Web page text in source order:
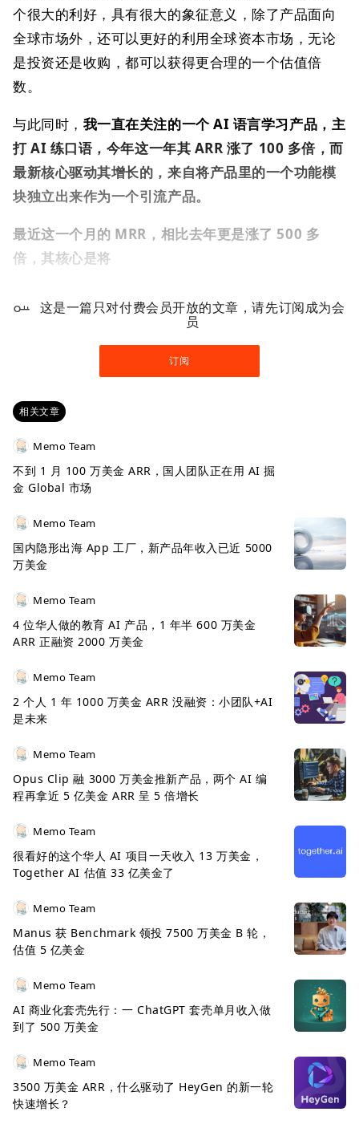
个很大的利好，具有很大的象征意义，除了产品面向
全球市场外，还可以更好的利用全球资本市场，无论
是投资还是收购，都可以获得更合理的一个估值倍
数。
与此同时， 我一直在关注的一个 AI 语言学习产品，主
打 AI 练口语，今年这一年其 ARR 涨了 100 多倍，而
最新核心驱动其增长的，来自将产品里的一个功能模
块独立出来作为一个引流产品。
最近这一个月的 MRR，相比去年更是涨了 500 多
倍，其核心是将
这是一篇只对付费会员开放的文章，请先订阅成为会
员
订阅
相关文章
Memo Team
不到 1 月 100 万美金 ARR，国人团队正在用 AI 掘
金 Global 市场
Memo Team
国内隐形出海 App 工厂，新产品年收入已近 5000
万美金
Memo Team
4 位华人做的教育 AI 产品，1 年半 600 万美金
ARR 正融资 2000 万美金
Memo Team
2 个人 1 年 1000 万美金 ARR 没融资：小团队+AI
是未来
Memo Team
Opus Clip 融 3000 万美金推新产品，两个 AI 编
程再拿近 5 亿美金 ARR 呈 5 倍增长
Memo Team
很看好的这个华人 AI 项目一天收入 13 万美金，
Together AI 估值 33 亿美金了
Memo Team
Manus 获 Benchmark 领投 7500 万美金 B 轮，
估值 5 亿美金
Memo Team
AI 商业化套壳先行：一 ChatGPT 套壳单月收入做
到了 500 万美金
Memo Team
3500 万美金 ARR，什么驱动了 HeyGen 的新一轮
快速增长？